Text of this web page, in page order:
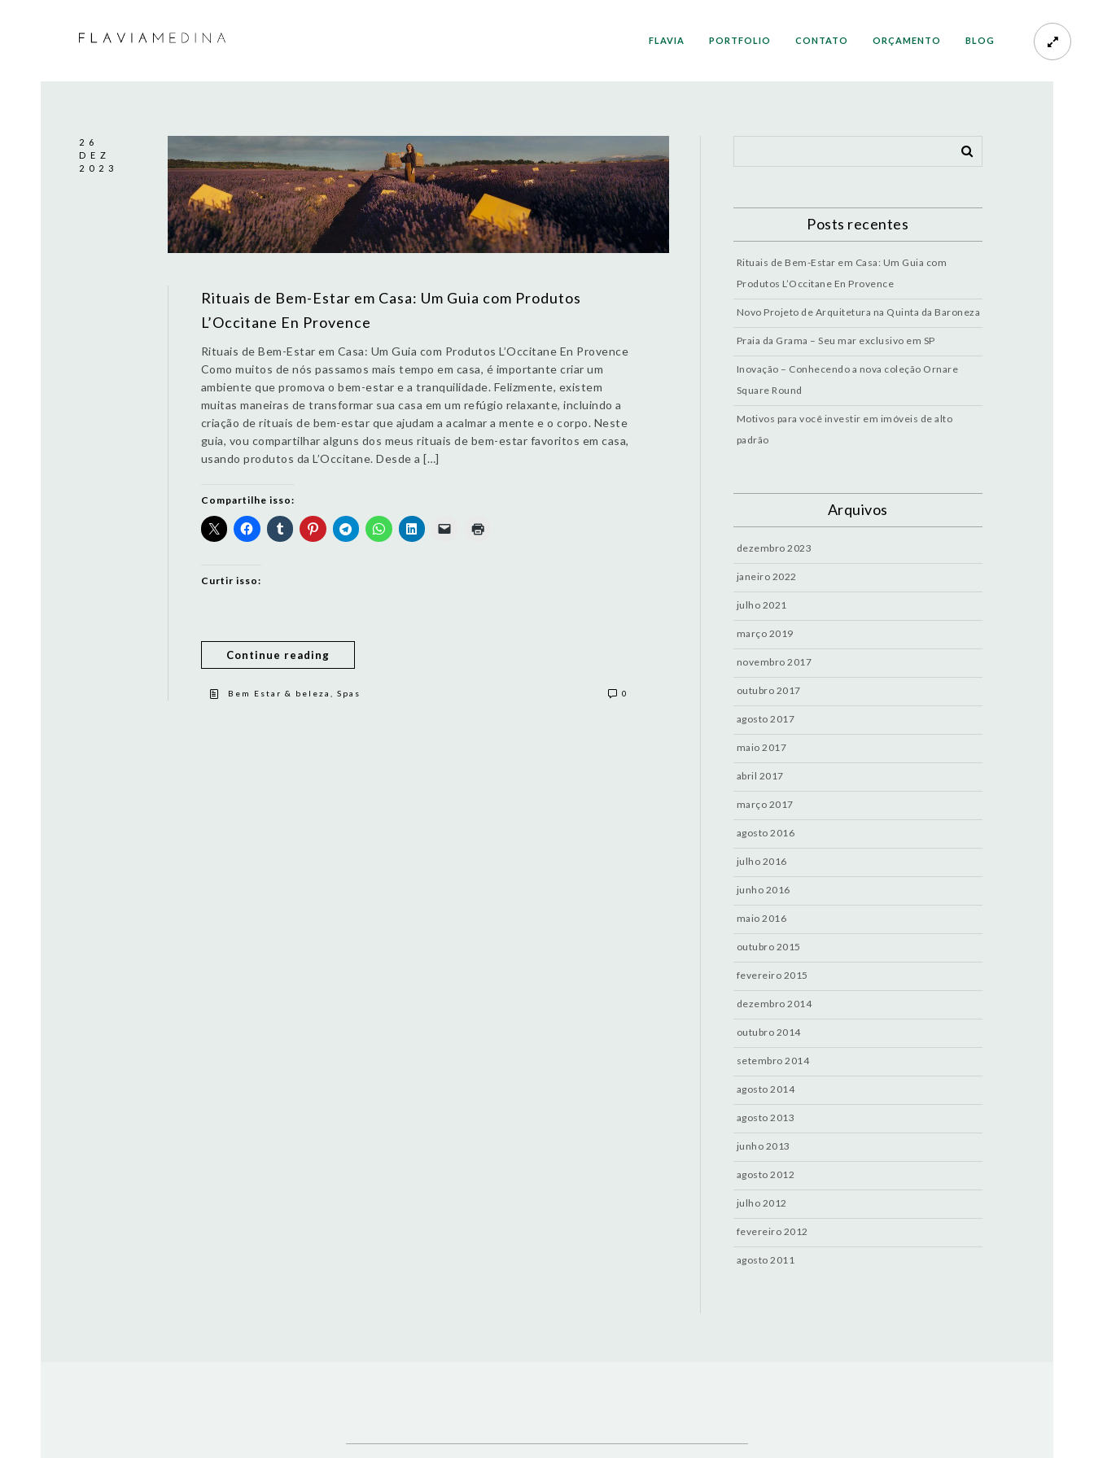
FLAVIA PORTFOLIO CONTATO ORÇAMENTO BLOG
26
DEZ
2023
Rituais de Bem-Estar em Casa: Um Guia com Produtos
L’Occitane En Provence
Rituais de Bem-Estar em Casa: Um Guia com Produtos L’Occitane En Provence
Como muitos de nós passamos mais tempo em casa, é importante criar um
ambiente que promova o bem-estar e a tranquilidade. Felizmente, existem
muitas maneiras de transformar sua casa em um refúgio relaxante, incluindo a
criação de rituais de bem-estar que ajudam a acalmar a mente e o corpo. Neste
guia, vou compartilhar alguns dos meus rituais de bem-estar favoritos em casa,
usando produtos da L’Occitane. Desde a […]
Compartilhe isso:
Curtir isso:
Continue reading
Bem Estar & beleza, Spas 0
Posts recentes
Rituais de Bem-Estar em Casa: Um Guia com
Produtos L’Occitane En Provence
Novo Projeto de Arquitetura na Quinta da Baroneza
Praia da Grama – Seu mar exclusivo em SP
Inovação – Conhecendo a nova coleção Ornare
Square Round
Motivos para você investir em imóveis de alto
padrão
Arquivos
dezembro 2023
janeiro 2022
julho 2021
março 2019
novembro 2017
outubro 2017
agosto 2017
maio 2017
abril 2017
março 2017
agosto 2016
julho 2016
junho 2016
maio 2016
outubro 2015
fevereiro 2015
dezembro 2014
outubro 2014
setembro 2014
agosto 2014
agosto 2013
junho 2013
agosto 2012
julho 2012
fevereiro 2012
agosto 2011